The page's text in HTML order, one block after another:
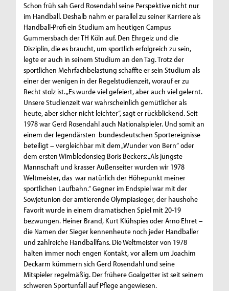
Schon früh sah Gerd Rosendahl seine Perspektive nicht nur
im Handball. Deshalb nahm er parallel zu seiner Karriere als
Handball-Profi ein Studium am heutigen Campus
Gummersbach der TH Köln auf. Den Ehrgeiz und die
Disziplin, die es braucht, um sportlich erfolgreich zu sein,
legte er auch in seinem Studium an den Tag. Trotz der
sportlichen Mehrfachbelastung schaffte er sein Studium als
einer der wenigen in der Regelstudienzeit, worauf er zu
Recht stolz ist. „Es wurde viel gefeiert, aber auch viel gelernt.
Unsere Studienzeit war wahrscheinlich gemütlicher als
heute, aber sicher nicht leichter“, sagt er rückblickend. Seit
1978 war Gerd Rosendahl auch Nationalspieler. Und somit an
einem der legendärsten bundesdeutschen Sportereignisse
beteiligt – vergleichbar mit dem „Wunder von Bern“ oder
dem ersten Wimbledonsieg Boris Beckers: „Als jüngste
Mannschaft und krasser Außenseiter wurden wir 1978
Weltmeister, das war natürlich der Höhepunkt meiner
sportlichen Laufbahn.“ Gegner im Endspiel war mit der
Sowjetunion der amtierende Olympiasieger, der haushohe
Favorit wurde in einem dramatischen Spiel mit 20-19
bezwungen. Heiner Brand, Kurt Klühspies oder Arno Ehret –
die Namen der Sieger kennenheute noch jeder Handballer
und zahlreiche Handballfans. Die Weltmeister von 1978
halten immer noch engen Kontakt, vor allem um Joachim
Deckarm kümmern sich Gerd Rosendahl und seine
Mitspieler regelmäßig. Der frühere Goalgetter ist seit seinem
schweren Sportunfall auf Pflege angewiesen.